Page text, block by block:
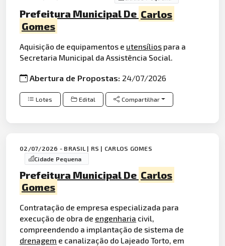
Prefeitura Municipal De Carlos
Gomes
Aquisição de equipamentos e utensílios para a
Secretaria Municipal da Assistência Social.
Abertura de Propostas: 24/07/2026
Lotes Edital Compartilhar
02/07/2026 - BRASIL | RS | CARLOS GOMES
Cidade Pequena
Prefeitura Municipal De Carlos
Gomes
Contratação de empresa especializada para
execução de obra de engenharia civil,
compreendendo a implantação de sistema de
drenagem e canalização do Lajeado Torto, em